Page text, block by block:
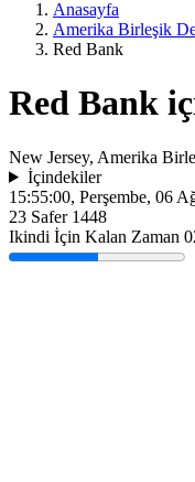
Anasayfa
Amerika Birleşik
Red Bank
Red Bank
New Jersey, Amerika
İçindekiler
15:55:00, Perşembe, 06
23 Safer 1448
Ikindi İçin Kalan Zaman